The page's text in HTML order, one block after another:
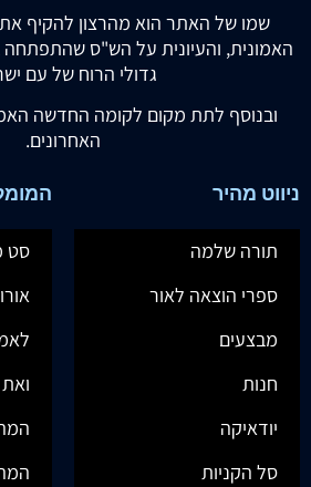
שמו של האתר הוא מהרצון להקיף
האמונית, והעיונית על הש"ס שהתפתחה
גדולי הרוח של עם
ובנוסף לתת מקום לקומה החדשה
האחרונים.
ניווט מהיר
תורה שלמה
ספרי הוצאה לאור
מבצעים
חנות
יודאיקה
סל הקניות
סט